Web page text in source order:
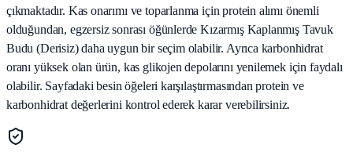
çıkmaktadır. Kas onarımı ve toparlanma için protein alımı önemli
olduğundan, egzersiz sonrası öğünlerde Kızarmış Kaplanmış Tavuk
Budu (Derisiz) daha uygun bir seçim olabilir. Ayrıca karbonhidrat
oranı yüksek olan ürün, kas glikojen depolarını yenilemek için faydalı
olabilir. Sayfadaki besin öğeleri karşılaştırmasından protein ve
karbonhidrat değerlerini kontrol ederek karar verebilirsiniz.